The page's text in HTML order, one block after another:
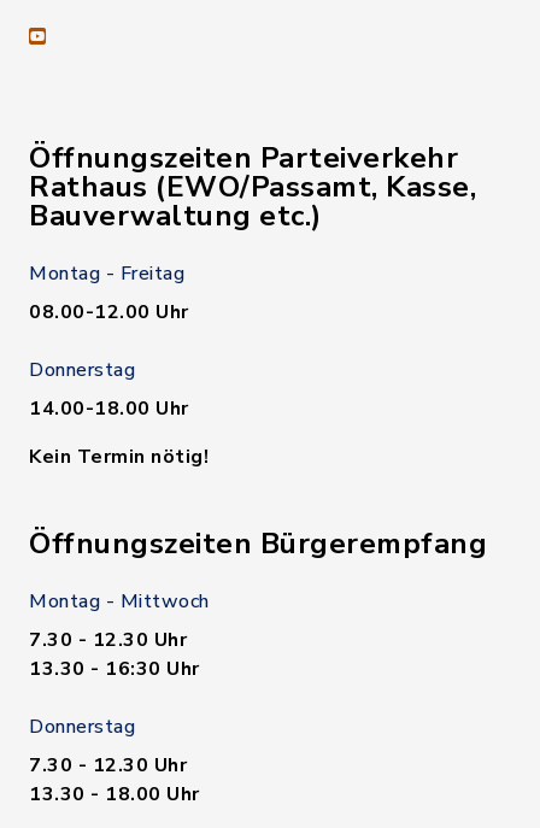
youtube
Öffnungszeiten Parteiverkehr
Rathaus (EWO/Passamt, Kasse,
Bauverwaltung etc.)
Montag - Freitag
08.00-12.00 Uhr
Donnerstag
14.00-18.00 Uhr
Kein Termin nötig!
Öffnungszeiten Bürgerempfang
Montag - Mittwoch
7.30 - 12.30 Uhr
13.30 - 16:30 Uhr
Donnerstag
7.30 - 12.30 Uhr
13.30 - 18.00 Uhr